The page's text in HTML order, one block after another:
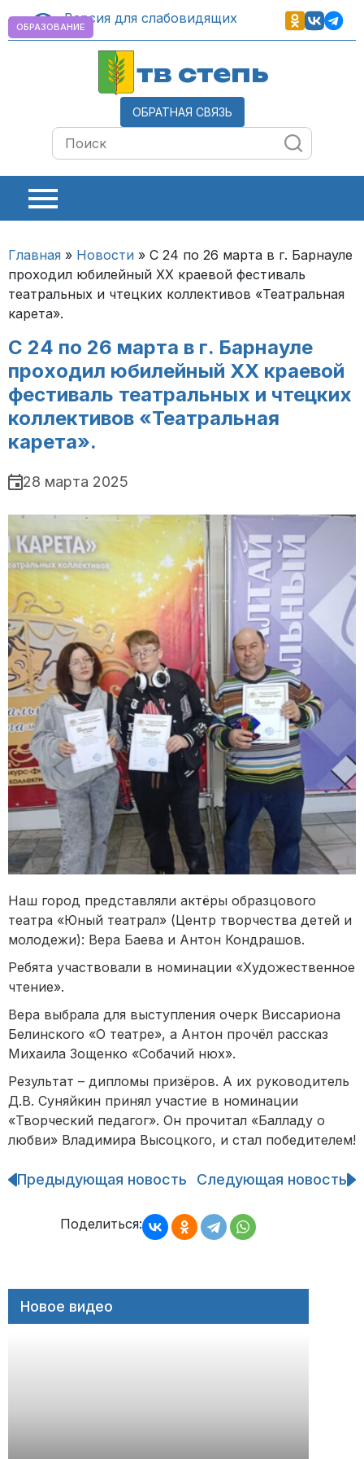
Версия для слабовидящих
тв степь
ОБРАТНАЯ СВЯЗЬ
Главная » Новости » С 24 по 26 марта в г. Барнауле
проходил юбилейный ХХ краевой фестиваль
театральных и чтецких коллективов «Театральная
карета».
С 24 по 26 марта в г. Барнауле
проходил юбилейный ХХ краевой
фестиваль театральных и чтецких
коллективов «Театральная
карета».
ОБРАЗОВАНИЕ
28 марта 2025
Наш город представляли актёры образцового
театра «Юный театрал» (Центр творчества детей и
молодежи): Вера Баева и Антон Кондрашов.
Ребята участвовали в номинации «Художественное
чтение».
Вера выбрала для выступления очерк Виссариона
Белинского «О театре», а Антон прочёл рассказ
Михаила Зощенко «Собачий нюх».
Результат – дипломы призёров. А их руководитель
Д.В. Суняйкин принял участие в номинации
«Творческий педагог». Он прочитал «Балладу о
любви» Владимира Высоцкого, и стал победителем!
Навигация
записям
Предыдующая новость Следующая новость
Поделиться:
Новое видео